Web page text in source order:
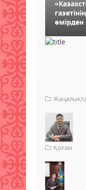
өмірден
Қоғам